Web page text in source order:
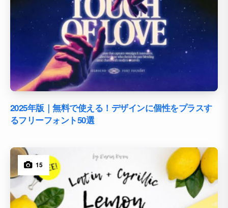
2025年版｜無料で使える！デザインに個性をプラスす
るフリーフォント50選
15